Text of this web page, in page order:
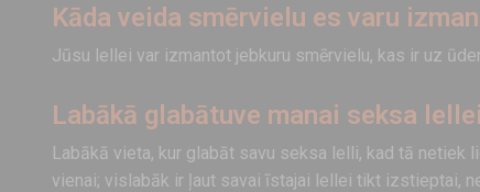
Kāda veida smērvielu es varu
Jūsu lellei var izmantot jebkuru smērvielu, kas ir uz
Labākā glabātuve manai seksa
Labākā vieta, kur glabāt savu seksa lelli, kad tā
vienai; vislabāk ir ļaut savai īstajai lellei tikt izstieptai,